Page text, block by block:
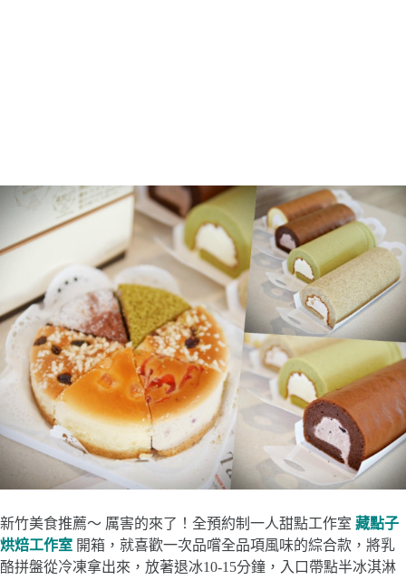
新竹美食推薦～ 厲害的來了！全預約制一人甜點工作室 藏點子
烘焙工作室 開箱，就喜歡一次品嚐全品項風味的綜合款，將乳
酪拼盤從冷凍拿出來，放著退冰10-15分鐘，入口帶點半冰淇淋